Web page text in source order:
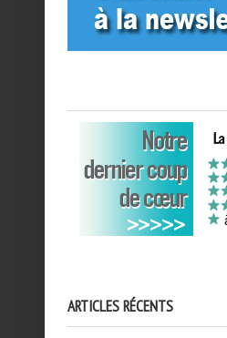
ARTICLES RÉCENTS